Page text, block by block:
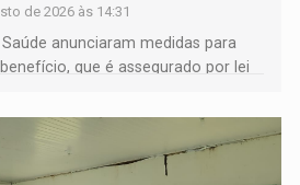
de 2026 às 14:31
anunciaram medidas para
que é assegurado por lei